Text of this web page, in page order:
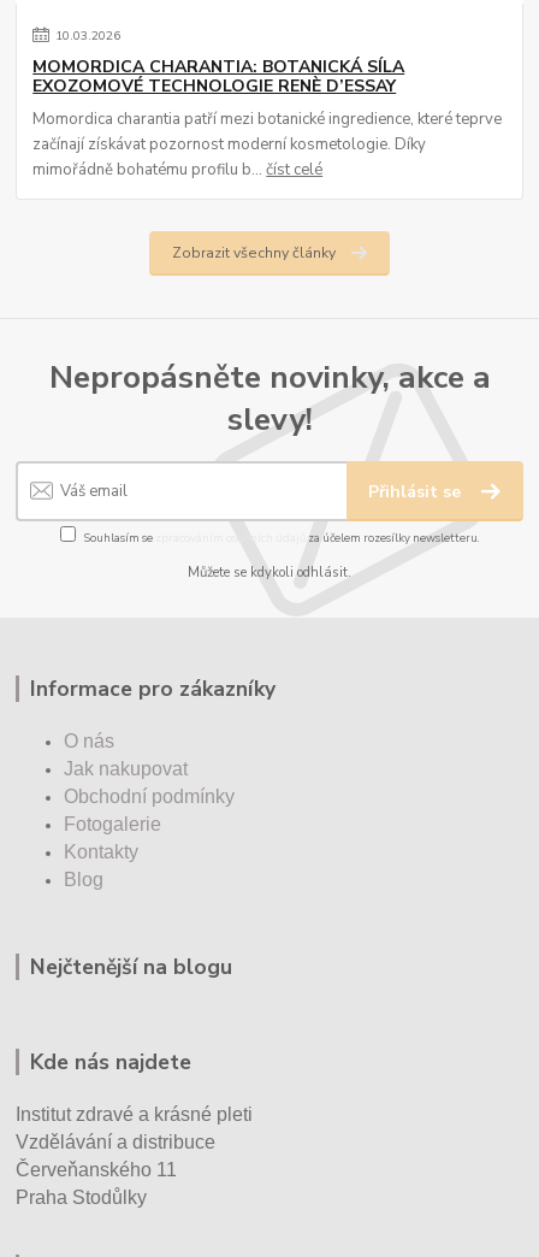
10.03.2026
MOMORDICA CHARANTIA: BOTANICKÁ SÍLA
EXOZOMOVÉ TECHNOLOGIE RENÈ D’ESSAY
Momordica charantia patří mezi botanické ingredience, které teprve
začínají získávat pozornost moderní kosmetologie. Díky
mimořádně bohatému profilu b...číst celé
Zobrazit všechny články
Nepropásněte novinky, akce a
slevy!
Přihlásit se
Souhlasím se za účelem rozesílky newsletteru.
Můžete se kdykoli odhlásit.
Informace pro zákazníky
O nás
Jak nakupovat
Obchodní podmínky
Fotogalerie
Kontakty
Blog
Nejčtenější na blogu
Kde nás najdete
Institut zdravé a krásné pleti
Vzdělávání a distribuce
Červeňanského 11
Praha Stodůlky